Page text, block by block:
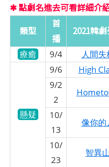
✱ 點劇名進去可看詳細介
類型
首
播
2021韓
療癒 9/4 人間失
懸疑
9/6 High
9/2
2
10/
13
像你的
10/
23
智異山